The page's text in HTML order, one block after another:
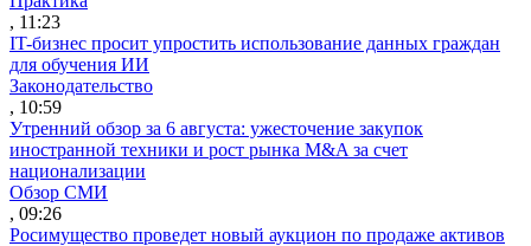
, 11:23
IT-бизнес просит упростить использование данных граждан
для обучения ИИ
Законодательство
, 10:59
Утренний обзор за 6 августа: ужесточение закупок
иностранной техники и рост рынка M&A за счет
национализации
Обзор СМИ
, 09:26
Росимущество проведет новый аукцион по продаже активов